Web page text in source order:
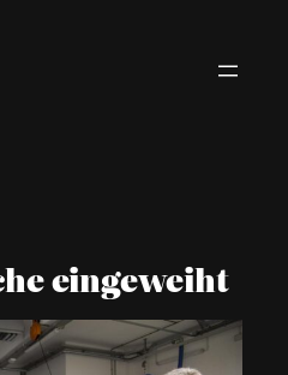
eingeweiht